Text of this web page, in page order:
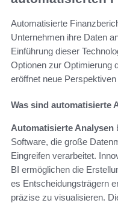
Automatisierte
Unternehmen ihre Daten
Einführung dieser
Optionen zur Optimierung
eröffnet neue
Was sind automatisierte
Automatisierte Analysen
Software, die große
Eingreifen verarbeitet.
BI ermöglichen die
es Entscheidungsträgern
präzise zu visualisieren.